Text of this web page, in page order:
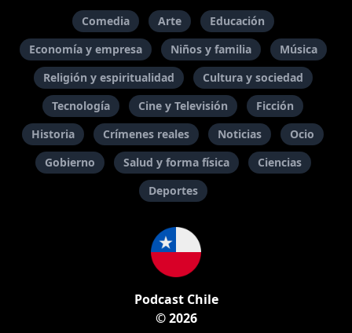
Comedia Arte
Educación
Economía y empresa
Niños y familia
Música
Religión y espiritualidad
Cultura y sociedad
Tecnología
Cine y Televisión
Ficción
Historia
Crímenes reales Noticias
Ocio
Gobierno
Salud y forma física
Ciencias
Deportes
Podcast Chile
© 2026